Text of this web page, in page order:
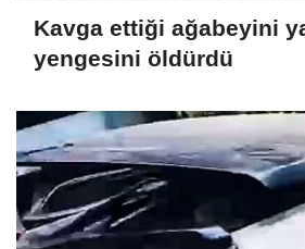
Kavga ettiği ağabeyini
yengesini öldürdü